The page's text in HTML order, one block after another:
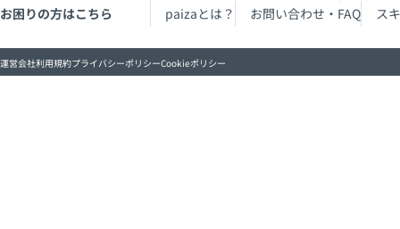
お困りの方はこちら paizaとは？ お問い合わせ・FAQ ス
運営会社利用規約プライバシーポリシーCookieポリシー